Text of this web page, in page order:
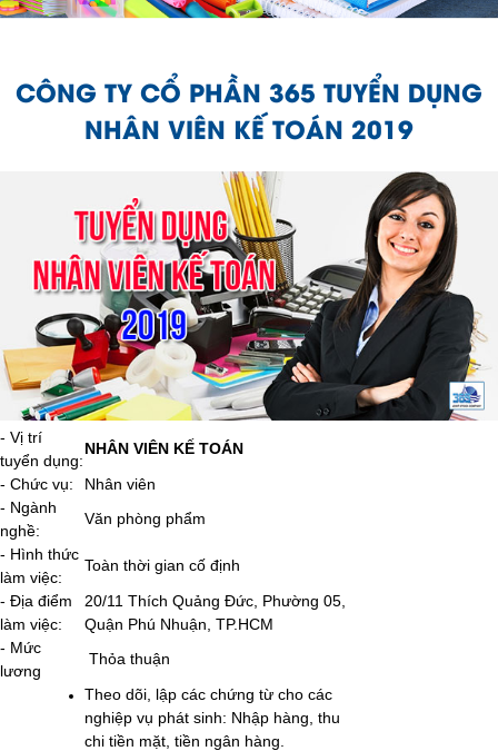
CÔNG TY CỔ PHẦN 365 TUYỂN DỤNG
NHÂN VIÊN KẾ TOÁN 2019
- Vị trí
tuyển dụng:
NHÂN VIÊN KẾ TOÁN
- Chức vụ:
Nhân viên
- Ngành
nghề:
Văn phòng phẩm
- Hình thức
làm việc:
Toàn thời gian cố định
- Địa điểm
làm việc:
20/11 Thích Quảng Đức, Phường 05,
Quận Phú Nhuận, TP.HCM
- Mức
lương
Thỏa thuận
Theo dõi, lập các chứng từ cho các
nghiệp vụ phát sinh: Nhập hàng, thu
chi tiền mặt, tiền ngân hàng.